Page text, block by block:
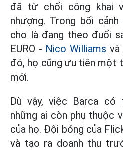
đã từ chối công khai
nhượng. Trong bối
cho là đang theo đuổi
EURO - Nico Williams và
đó, họ cũng ưu tiên một
mới.
Dù vậy, việc Barca
những ai còn phụ thuộc
của họ. Đội bóng của
và tạo ra doanh thu